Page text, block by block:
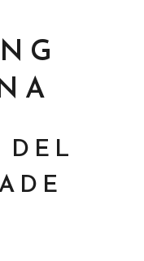
DEL